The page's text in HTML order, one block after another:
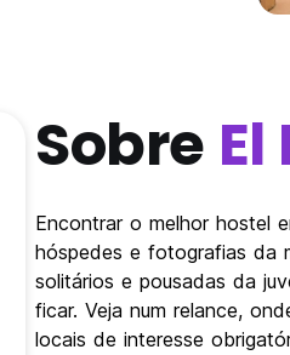
Sobre
Encontrar o melhor hostel
hóspedes e fotografias da
solitários e pousadas da
ficar. Veja num relance,
locais de interesse